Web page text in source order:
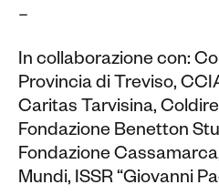
–
In collaborazione con:
Provincia di Treviso,
Caritas Tarvisina,
Fondazione Benetton
Fondazione
Mundi, ISSR “Giovanni